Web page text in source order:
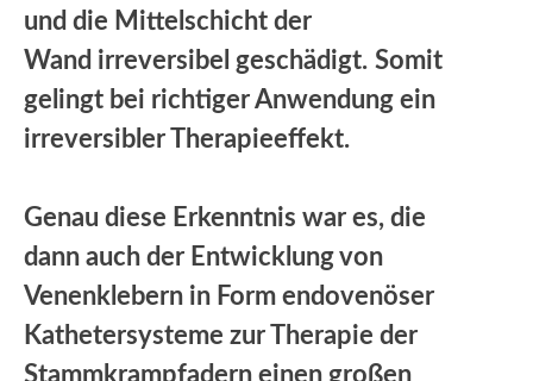
und die Mittelschicht der
Wand irreversibel geschädigt. Somit
gelingt bei richtiger Anwendung ein
irreversibler Therapieeffekt.
Genau diese Erkenntnis war es, die
dann auch der Entwicklung von
Venenklebern in Form endovenöser
Kathetersysteme zur Therapie der
Stammkrampfadern einen großen